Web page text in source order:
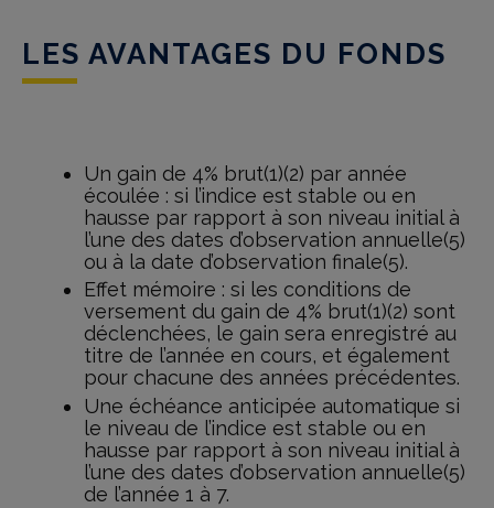
LES AVANTAGES DU FONDS
Un gain de 4% brut(1)(2) par année
écoulée : si l’indice est stable ou en
hausse par rapport à son niveau initial à
l’une des dates d’observation annuelle(5)
ou à la date d’observation finale(5).
Effet mémoire : si les conditions de
versement du gain de 4% brut(1)(2) sont
déclenchées, le gain sera enregistré au
titre de l’année en cours, et également
pour chacune des années précédentes.
Une échéance anticipée automatique si
le niveau de l’indice est stable ou en
hausse par rapport à son niveau initial à
l’une des dates d’observation annuelle(5)
de l’année 1 à 7.